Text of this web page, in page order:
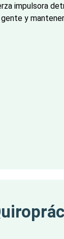
impulsora
y